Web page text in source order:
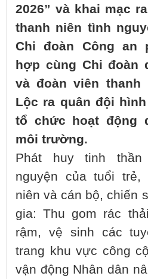
2026” và khai mạc
thanh niên tình
Chi đoàn Công an
hợp cùng Chi đoàn
và đoàn viên thanh
Lộc ra quân đội
tổ chức hoạt động
môi trường.
Phát huy tinh
nguyện của tuổi trẻ,
niên và cán bộ, chiến
gia: Thu gom rác
rậm, vệ sinh các
trang khu vực công
vận động Nhân dân